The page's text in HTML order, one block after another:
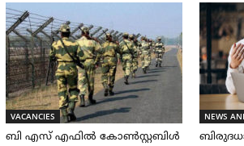
VACANCIES
ബി എസ് എഫിൽ കോൺസ്റ്റബിൾ
NEWS